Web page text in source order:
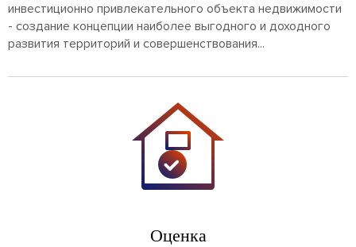
инвестиционно привлекательного объекта недвижимости
- создание концепции наиболее выгодного и доходного
развития территорий и совершенствования...
Оценка